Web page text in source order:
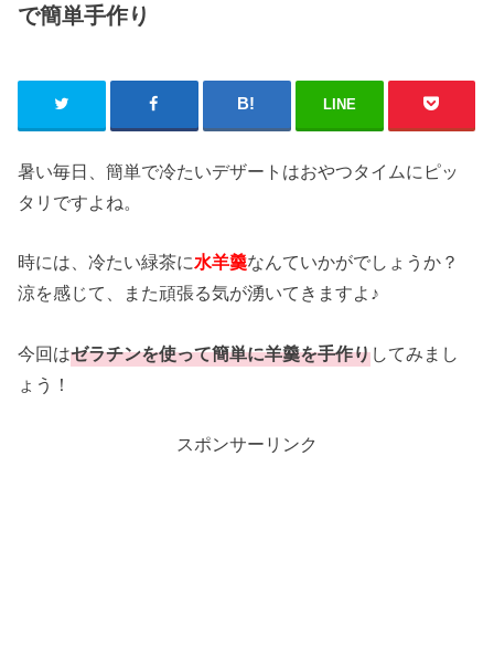
で簡単手作り
LINE
暑い毎日、簡単で冷たいデザートはおやつタイムにピッ
タリですよね。
時には、冷たい緑茶に水羊羹なんていかがでしょうか？
涼を感じて、また頑張る気が湧いてきますよ♪
今回はゼラチンを使って簡単に羊羹を手作りしてみまし
ょう！
スポンサーリンク